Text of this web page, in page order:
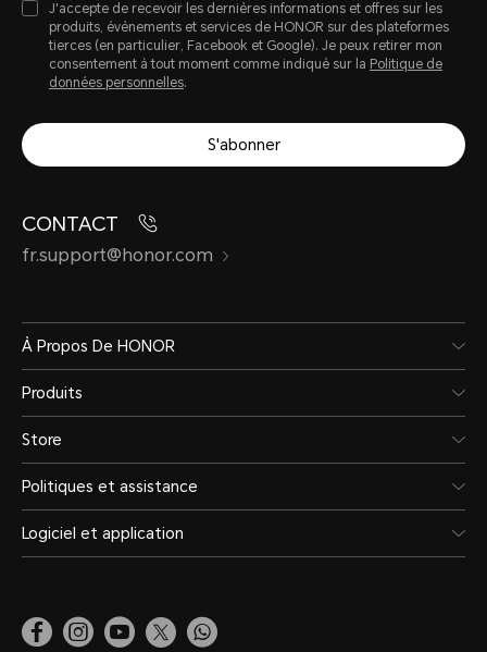
J'accepte de recevoir les dernières informations et offres sur les
produits, évènements et services de HONOR sur des plateformes
tierces (en particulier, Facebook et Google). Je peux retirer mon
consentement à tout moment comme indiqué sur la Politique de
données personnelles.
S'abonner
CONTACT
fr.support@honor.com
À Propos De HONOR
Produits
Store
Politiques et assistance
Logiciel et application